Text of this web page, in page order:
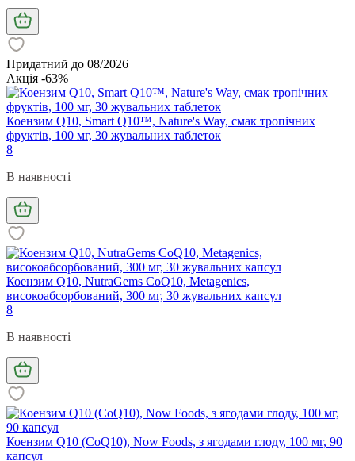
Придатний до 08/2026
Акція -63%
Коензим Q10, Smart Q10™, Nature's Way, смак тропічних
фруктів, 100 мг, 30 жувальних таблеток
8
В наявності
Коензим Q10, NutraGems CoQ10, Metagenics,
високоабсорбований, 300 мг, 30 жувальних капсул
8
В наявності
Коензим Q10 (CoQ10), Now Foods, з ягодами глоду, 100 мг, 90
капсул